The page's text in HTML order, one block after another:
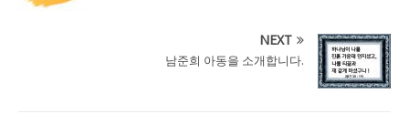
NEXT
남준희 아동을 소개합니다.